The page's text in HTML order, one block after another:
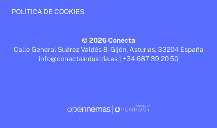
POLÍTICA DE COOKIES
© 2026 Conecta
Calle General Suárez Valdés 8 - Gijón, Asturias, 33204 España
info@conectaindustria.es | +34 687 39 20 50